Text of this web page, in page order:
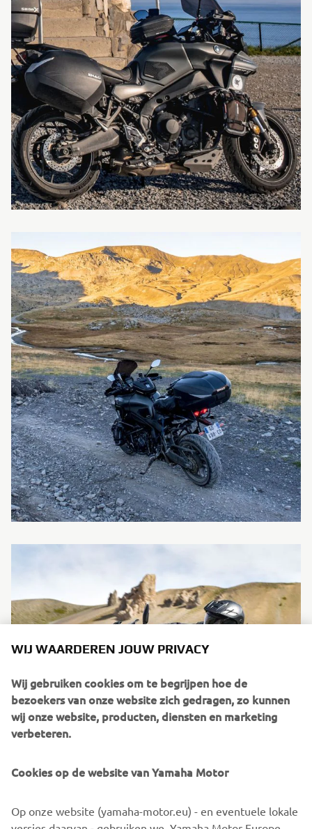
WIJ WAARDEREN JOUW PRIVACY
Wij gebruiken cookies om te begrijpen hoe de
bezoekers van onze website zich gedragen, zo kunnen
wij onze website, producten, diensten en marketing
verbeteren.
Cookies op de website van Yamaha Motor
Op onze website (yamaha-motor.eu) - en eventuele lokale